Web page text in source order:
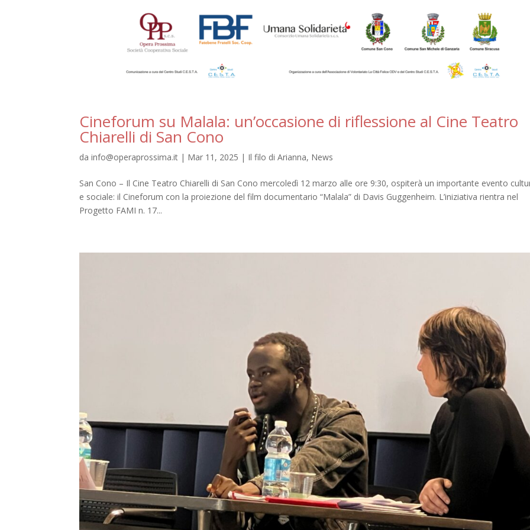
Cineforum su Malala: un’occasione di riflessione al Cine Teatro
Chiarelli di San Cono
dainfo@operaprossima.it | Mar 11, 2025 | Il filo di Arianna, News
San Cono – Il Cine Teatro Chiarelli di San Cono mercoledì 12 marzo alle ore 9:30, ospiterà un importante evento
e sociale: il Cineforum con la proiezione del film documentario “Malala” di Davis Guggenheim. L’iniziativa rientra nel
Progetto FAMI n. 17...